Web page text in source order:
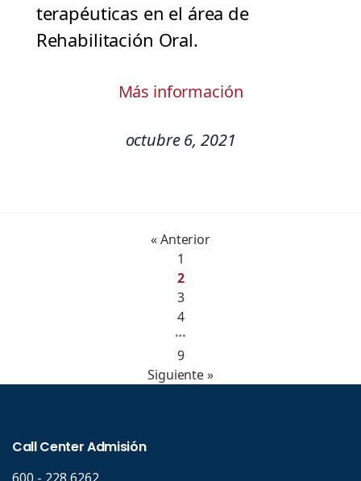
terapéuticas en el área de
Rehabilitación Oral.
Más información
octubre 6, 2021
« Anterior
1
2
3
4
…
9
Siguiente »